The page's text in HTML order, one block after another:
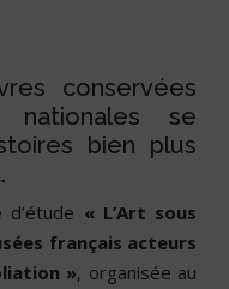
conservées
se
bien plus
d’étude « L’Art sous
français acteurs
», organisée au